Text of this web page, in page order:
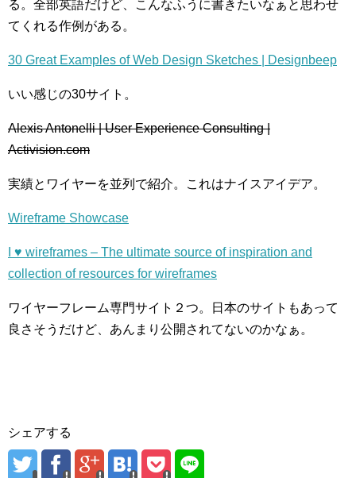
る。全部英語だけど、こんなふうに書きたいなぁと思わせ
てくれる作例がある。
30 Great Examples of Web Design Sketches | Designbeep
いい感じの30サイト。
Alexis Antonelli | User Experience Consulting |
Activision.com
実績とワイヤーを並列で紹介。これはナイスアイデア。
Wireframe Showcase
I ♥ wireframes – The ultimate source of inspiration and
collection of resources for wireframes
ワイヤーフレーム専門サイト２つ。日本のサイトもあって
良さそうだけど、あんまり公開されてないのかなぁ。
シェアする